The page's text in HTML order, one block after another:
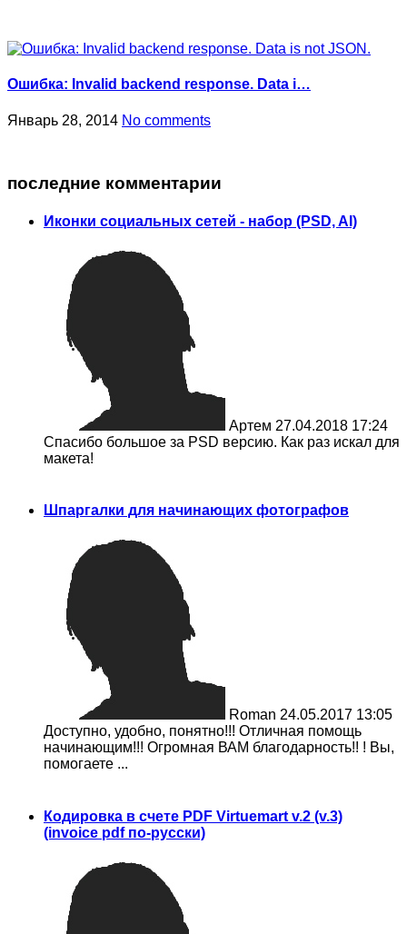
Ошибка: Invalid backend response. Data i…
Январь 28, 2014 No comments
последние комментарии
Иконки социальных сетей - набор (PSD, AI)
Артем 27.04.2018 17:24
Спасибо большое за PSD версию. Как раз искал для
макета!
Шпаргалки для начинающих фотографов
Roman 24.05.2017 13:05
Доступно, удобно, понятно!!! Отличная помощь
начинающим!!! Огромная ВАМ благодарность!! ! Вы,
помогаете ...
Кодировка в счете PDF Virtuemart v.2 (v.3)
(invoice pdf по-русски)